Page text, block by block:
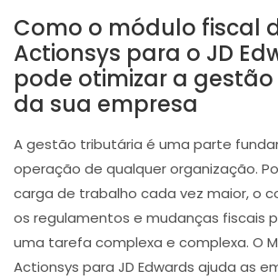
Como o módulo fiscal
Actionsys para o JD
pode otimizar a
da sua empresa
A gestão tributária é uma parte
operação de qualquer organização.
carga de trabalho cada vez maior, o
os regulamentos e mudanças fiscais
uma tarefa complexa e complexa. O
Actionsys para JD Edwards ajuda as